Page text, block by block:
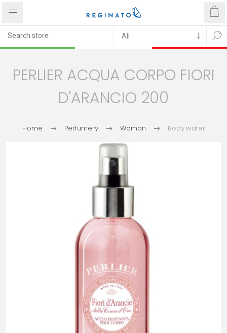
PERLIER ACQUA CORPO FIORI
D'ARANCIO 200
Home Perfumery Woman Body water